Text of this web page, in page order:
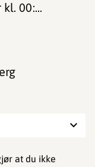
00:...
at du ikke